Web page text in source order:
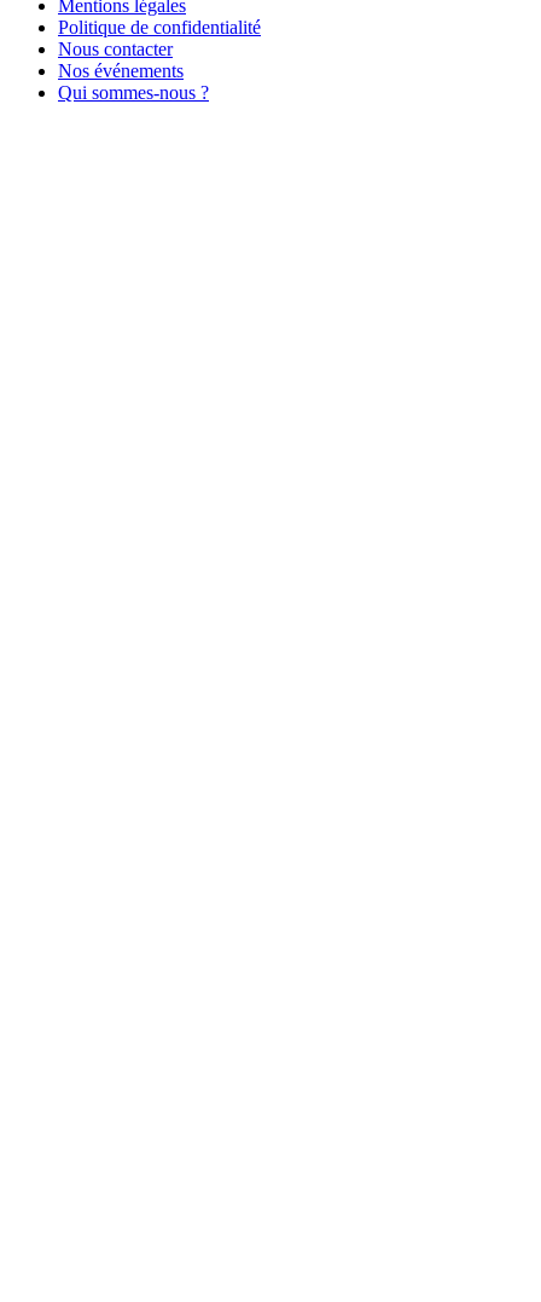
Mentions légales
Politique de confidentialité
Nous contacter
Nos événements
Qui sommes-nous ?